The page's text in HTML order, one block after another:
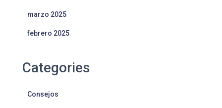
marzo 2025
febrero 2025
Categories
Consejos